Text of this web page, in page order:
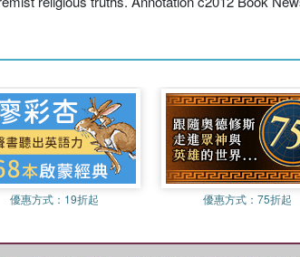
優惠方式： 19折起 優惠方式：75折起